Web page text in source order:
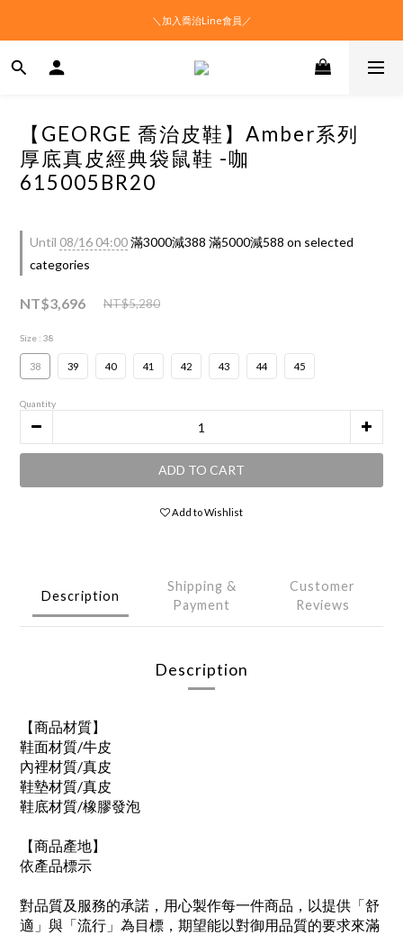
＼加入喬治Line會員／
【GEORGE 喬治皮鞋】Amber系列
厚底真皮經典袋鼠鞋 -咖
615005BR20
Until 08/16 04:00滿3000減388 滿5000減588 on selected
categories
NT$3,696 NT$5,280
Size : 38
38 39 40 41 42 43 44 45
Quantity
ADD TO CART
Add to Wishlist
Description
Shipping &
Payment
Customer
Reviews
Description
【商品材質】
鞋面材質/牛皮
內裡材質/真皮
鞋墊材質/真皮
鞋底材質/橡膠發泡
【商品產地】
依產品標示
對品質及服務的承諾，用心製作每一件商品，以提供「舒
適」與「流行」為目標，期望能以對御用品質的要求來滿